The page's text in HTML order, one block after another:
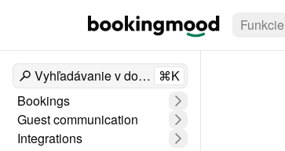
Funkcie
Vyhľadávanie v dokumentoch
⌘K
Bookings
Guest communication
Integrations